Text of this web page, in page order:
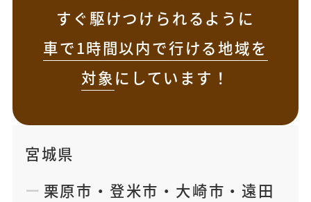
すぐ駆けつけられるように
車で1時間以内で行ける地域を
対象にしています！
宮城県
栗原市 ・ 登米市 ・ 大崎市 ・ 遠田